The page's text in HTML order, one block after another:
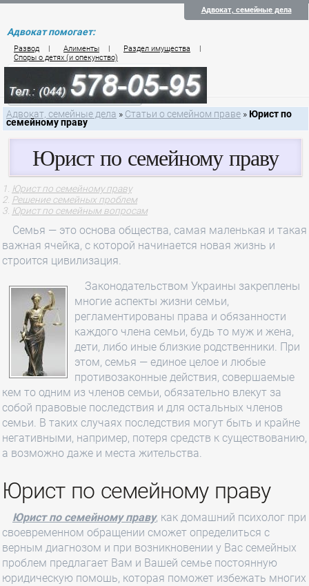
Адвокат, семейные дела
Адвокат помогает:
Развод | Алименты | Раздел имущества
|
Споры о детях (и опекунство)
Цены на услуги по семейному праву
Контакты семейного юриста
Адвокат, семейные дела » Статьи о семейном праве » Юрист по
семейному праву
Юрист по семейному праву
Юрист по семейному праву
Решение семейных проблем
Юрист по семейным вопросам
Семья — это основа общества, самая маленькая и такая
важная ячейка, с которой начинается новая жизнь и
строится цивилизация.
Законодательством Украины закреплены
многие аспекты жизни семьи,
регламентированы права и обязанности
каждого члена семьи, будь то муж и жена,
дети, либо иные близкие родственники. При
этом, семья — единое целое и любые
противозаконные действия, совершаемые
кем то одним из членов семьи, обязательно влекут за
собой правовые последствия и для остальных членов
семьи. В таких случаях последствия могут быть и крайне
негативными, например, потеря средств к существованию,
а возможно даже и места жительства.
Юрист по семейному праву
Юрист по семейному праву, как домашний психолог при
своевременном обращении сможет определиться с
верным диагнозом и при возникновении у Вас семейных
проблем предлагает Вам и Вашей семье постоянную
юридическую помошь, которая поможет избежать многих